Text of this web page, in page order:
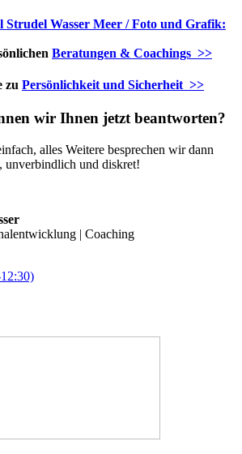
Beratungen & Coachings >>
zu Persönlichkeit und Sicherheit >>
wir Ihnen jetzt beantworten?
alles Weitere besprechen wir dann
unverbindlich und diskret!
| Coaching